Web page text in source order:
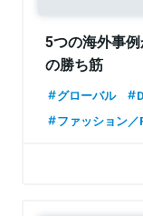
5つの海外事
の勝ち筋
グローバル
ファッション